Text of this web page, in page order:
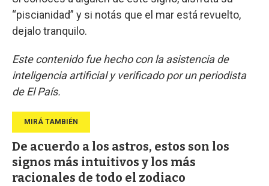
“piscianidad” y si notás que el mar está revuelto,
dejalo tranquilo.
Este contenido fue hecho con la asistencia de
inteligencia artificial y verificado por un periodista
de El País.
De acuerdo a los astros, estos son los
signos más intuitivos y los más
racionales de todo el zodiaco